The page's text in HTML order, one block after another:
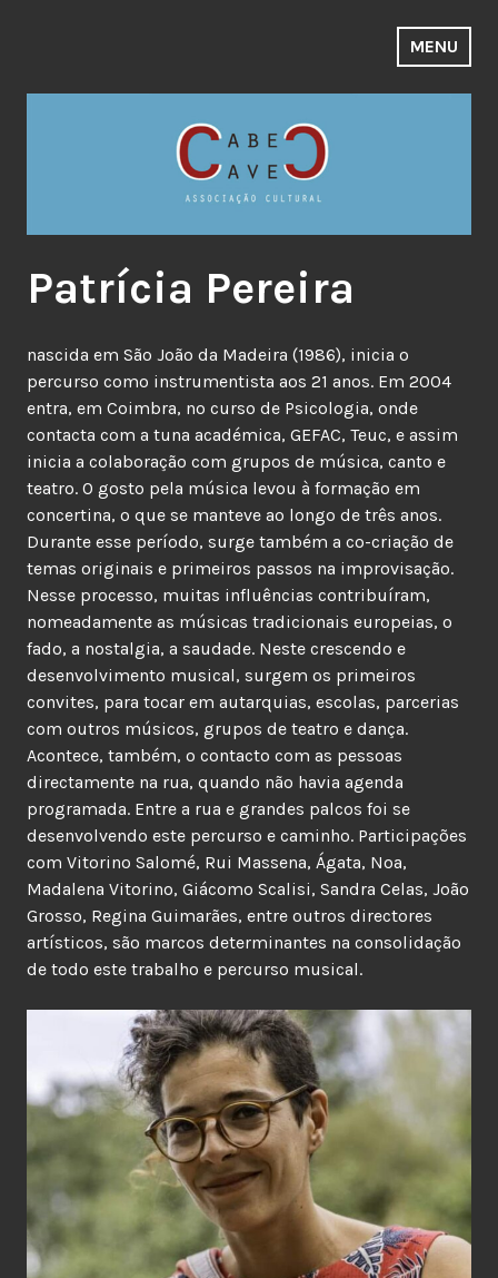
MENU
Patrícia Pereira
nascida em São João da Madeira (1986), inicia o
percurso como instrumentista aos 21 anos. Em 2004
entra, em Coimbra, no curso de Psicologia, onde
contacta com a tuna académica, GEFAC, Teuc, e assim
inicia a colaboração com grupos de música, canto e
teatro. O gosto pela música levou à formação em
concertina, o que se manteve ao longo de três anos.
Durante esse período, surge também a co-criação de
temas originais e primeiros passos na improvisação.
Nesse processo, muitas influências contribuíram,
nomeadamente as músicas tradicionais europeias, o
fado, a nostalgia, a saudade. Neste crescendo e
desenvolvimento musical, surgem os primeiros
convites, para tocar em autarquias, escolas, parcerias
com outros músicos, grupos de teatro e dança.
Acontece, também, o contacto com as pessoas
directamente na rua, quando não havia agenda
programada. Entre a rua e grandes palcos foi se
desenvolvendo este percurso e caminho. Participações
com Vitorino Salomé, Rui Massena, Ágata, Noa,
Madalena Vitorino, Giácomo Scalisi, Sandra Celas, João
Grosso, Regina Guimarães, entre outros directores
artísticos, são marcos determinantes na consolidação
de todo este trabalho e percurso musical.